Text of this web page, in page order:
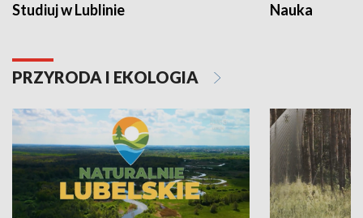
Studiuj w Lublinie Nauka
PRZYRODA I EKOLOGIA